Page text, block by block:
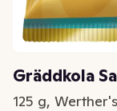
Gräddkola
125 g,